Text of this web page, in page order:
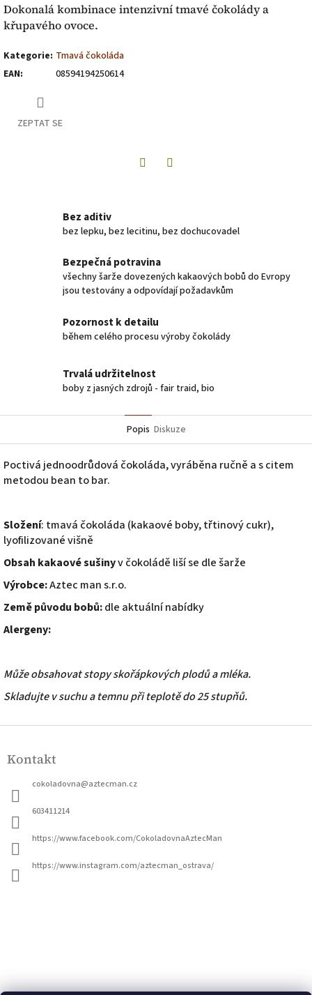
Dokonalá kombinace intenzivní tmavé čokolády a
křupavého ovoce.
Kategorie: Tmavá čokoláda
EAN: 08594194250614
ZEPTAT SE
Bez aditiv
bez lepku, bez lecitinu, bez dochucovadel
Bezpečná potravina
všechny šarže dovezených kakaových bobů do Evropy
jsou testovány a odpovídají požadavkům
Pozornost k detailu
během celého procesu výroby čokolády
Trvalá udržitelnost
boby z jasných zdrojů - fair traid, bio
Popis Diskuze
Poctivá jednoodrůdová čokoláda, vyráběna ručně a s citem
metodou bean to bar.
Složení: tmavá čokoláda (kakaové boby, třtinový cukr),
lyofilizované višně
Obsah kakaové sušinyv čokoládě liší se dle šarže
Výrobce:Aztec man s.r.o.
Země původu bobů:dle aktuální nabídky
Alergeny:
Může obsahovat stopy skořápkových plodů a mléka.
Skladujte v suchu a temnu při teplotě do 25 stupňů.
pKontakt
cokoladovna@aztecman.cz
603411214
https://www.facebook.com/CokoladovnaAztecMan
https://www.instagram.com/aztecman_ostrava/